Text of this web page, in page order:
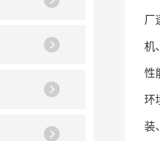
厂
机
性
环
装